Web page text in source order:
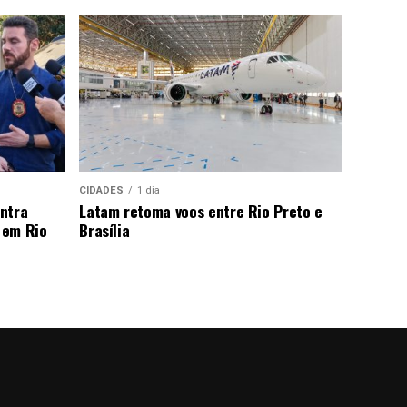
Rio
CIDADES 1 dia
Latam retoma voos entre Rio Preto e
Brasília